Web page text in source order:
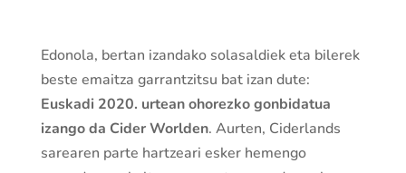
Edonola, bertan izandako solasaldiek eta bilerek
beste emaitza garrantzitsu bat izan dute:
Euskadi 2020. urtean ohorezko gonbidatua
izango da Cider Worlden. Aurten, Ciderlands
sarearen parte hartzeari esker hemengo